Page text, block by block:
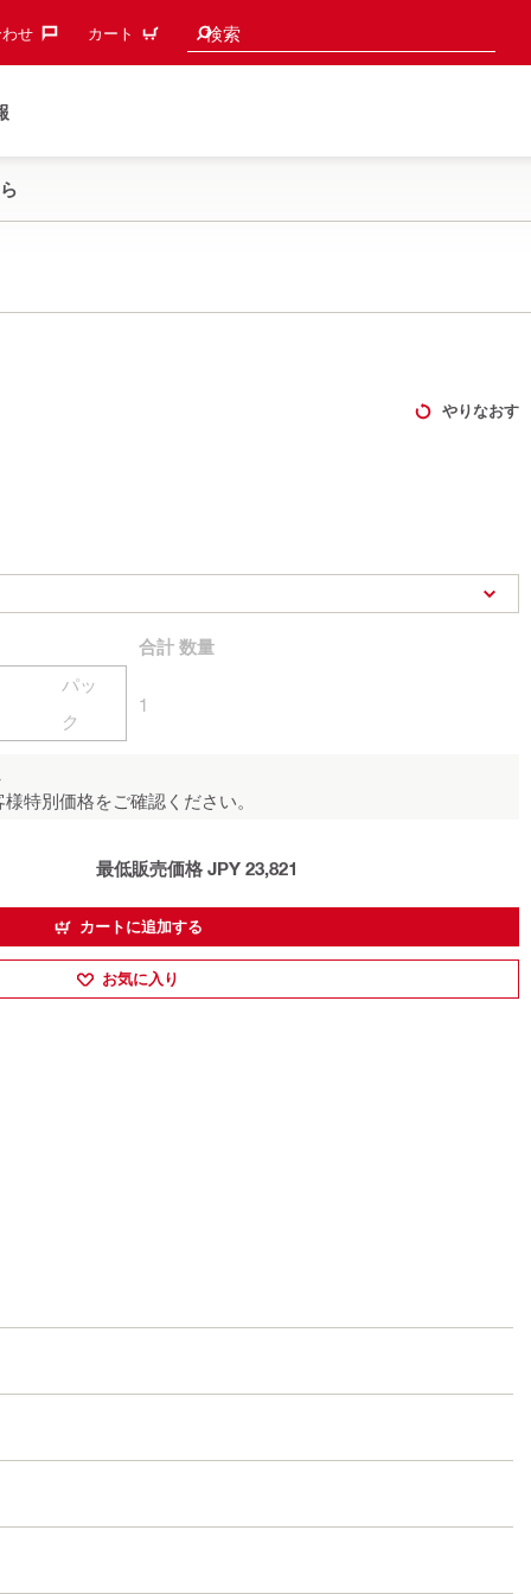
せ‎ カート 検索
検索候補
やりなおす
パッ
ク
合計 数量
1
特別価格をご確認ください。
最低販売価格 JPY 23,821
カートに追加する
お気に入り